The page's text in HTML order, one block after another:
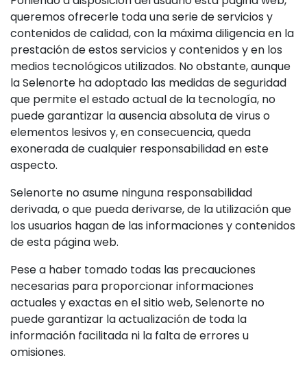
queremos ofrecerle toda una serie de servicios y
contenidos de calidad, con la máxima diligencia en la
prestación de estos servicios y contenidos y en los
medios tecnológicos utilizados. No obstante, aunque
la Selenorte ha adoptado las medidas de seguridad
que permite el estado actual de la tecnología, no
puede garantizar la ausencia absoluta de virus o
elementos lesivos y, en consecuencia, queda
exonerada de cualquier responsabilidad en este
aspecto.
Selenorte no asume ninguna responsabilidad
derivada, o que pueda derivarse, de la utilización que
los usuarios hagan de las informaciones y contenidos
de esta página web.
Pese a haber tomado todas las precauciones
necesarias para proporcionar informaciones
actuales y exactas en el sitio web, Selenorte no
puede garantizar la actualización de toda la
información facilitada ni la falta de errores u
omisiones.